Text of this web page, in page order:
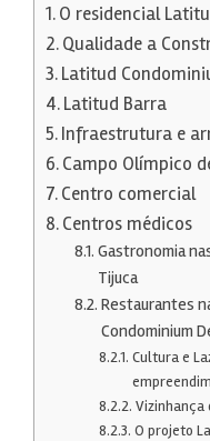
O residencial
Qualidade a
Latitud
Latitud Barra
Infraestrutura e
Campo Olímpico
Centro comercial
Centros médicos
Gastronomia
Tijuca
Restaurantes
Condominium
Cultura e
Vizinhança
O projeto